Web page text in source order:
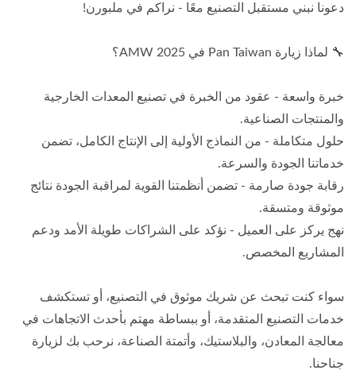
دعونا نبني مستقبل التصنيع معًا - نراكم في ملبورن!
🔧 لماذا زيارة Pan Taiwan في AMW 2025؟
خبرة واسعة - عقود من الخبرة في تصنيع المعدات الخارجية
والمنتجات الصناعية.
حلول متكاملة - من النماذج الأولية إلى الإنتاج الكامل، تضمن
خدماتنا الجودة والسرعة.
رقابة جودة صارمة - تضمن أنظمتنا القوية لمراقبة الجودة نتائج
موثوقة ومتسقة.
نهج يركز على العميل - نؤكد على الشراكات طويلة الأمد ودعم
المشاريع المخصص.
سواء كنت تبحث عن شريك موثوق في التصنيع، أو تستكشف
خدمات التصنيع المتقدمة، أو ببساطة مهتم بأحدث الاتجاهات في
معالجة المعادن، والبلاستيك، وأتمتة الصناعة، نرحب بك لزيارة
جناحنا.